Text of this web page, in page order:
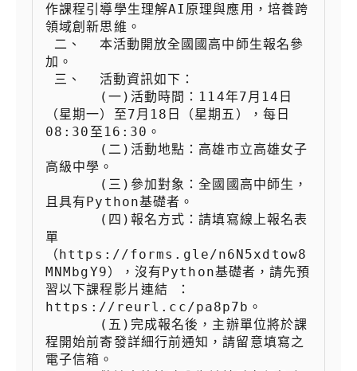
作課程引導學生理解AI原理與應用，培養跨
領域創新思維。
加。
（星期一）至7月18日（星期五），每日
08:30至16:30。
高級中學。
且具有Python基礎者。
單
（https://forms.gle/n6N5xdtow8
MNMbgY9），沒有Python基礎者，請先預
習以下課程影片連結 ：
https://reurl.cc/pa8p7b。
程開始前寄發詳細行前通知，請留意填寫之
電子信箱。